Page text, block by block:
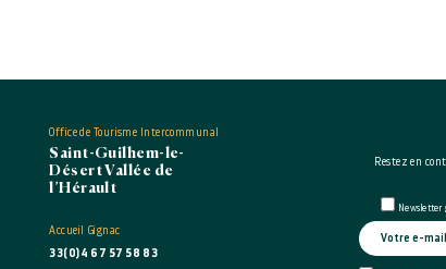
Office de Tourisme Intercommunal
Saint-Guilhem-le-
Désert Vallée de
l’Hérault
Accueil Gignac
33(0)4 67 57 58 83
Restez en
Newsletter